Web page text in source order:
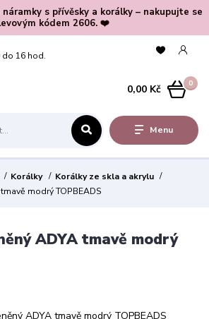
s přívěsky a korálky – nakupujte se
kódem 2606. ❤️
Menu
16 hod.
0
0,00 Kč
Korálky
Korálky ze skla a akrylu
modrý TOPBEADS
ADYA tmavě modrý